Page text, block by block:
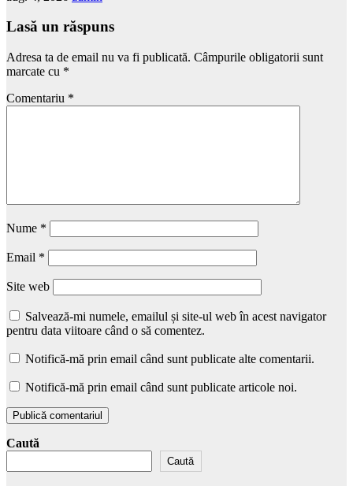
Lasă un răspuns
Adresa ta de email nu va fi publicată. Câmpurile obligatorii sunt
marcate cu *
Comentariu *
Nume *
Email *
Site web
Salvează-mi numele, emailul și site-ul web în acest navigator
pentru data viitoare când o să comentez.
Notifică-mă prin email când sunt publicate alte comentarii.
Notifică-mă prin email când sunt publicate articole noi.
Caută
Caută